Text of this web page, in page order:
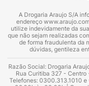
A Drogaria Araujo S/A
endereço
utilize indevidamente da
que não sejam realizadas
de forma fraudulenta da
dúvidas, gentileza
Razão Social: Drogaria
Rua Curitiba 327 - Centro
Telefones: 0300.313.1010